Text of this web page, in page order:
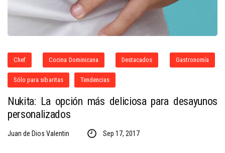
Chef Cocina Dominicana Destacados Gastronomía
Sólo para sibaritas Tendencias
Nukita: La opción más deliciosa para desayunos
personalizados
Juan de Dios Valentin Sep 17, 2017